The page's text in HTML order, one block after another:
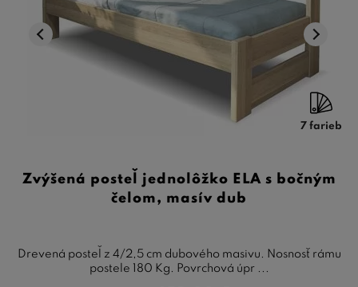
7 farieb
Zvýšená posteľ jednolôžko ELA s bočným
čelom, masív dub
Drevená posteľ z 4/2,5 cm dubového masivu. Nosnosť rámu
postele 180 Kg. Povrchová úpr ...